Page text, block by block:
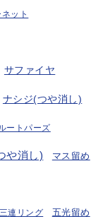
ット
サファイヤ
ナシジ(つや消し)
ートパーズ
や消し) マス留め
連リング 五光留め